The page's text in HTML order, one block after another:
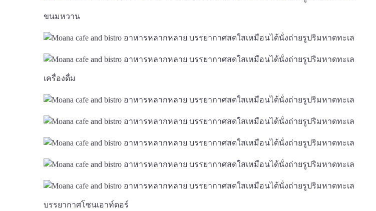
ขนมหวาน
เครื่องดื่ม
บรรยากาศโซนเอาท์ดอร์